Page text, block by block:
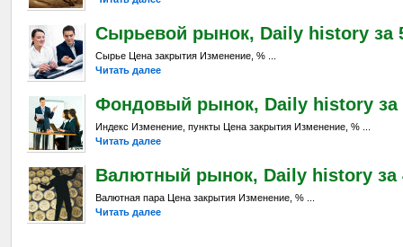
Сырьевой рынок, Daily history за
Сырье Цена закрытия Изменение, % ...
Читать далее
Фондовый рынок, Daily history за
Индекс Изменение, пункты Цена закрытия Изменение, % ...
Читать далее
Валютный рынок, Daily history за
Валютная пара Цена закрытия Изменение, % ...
Читать далее